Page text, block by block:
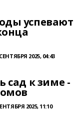
успевают
2025, 04:43
сад к зиме -
2025, 11:10